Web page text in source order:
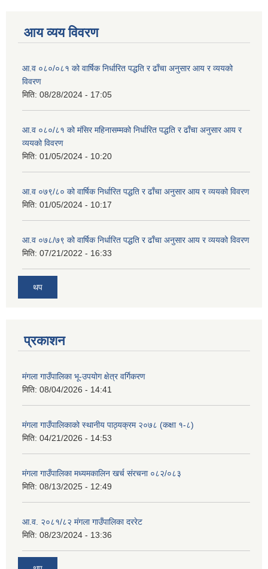
आय व्यय विवरण
आ.व ०८०/०८१ को वार्षिक निर्धारित पद्धति र ढाँचा अनुसार आय र व्ययको
विवरण
मिति: 08/28/2024 - 17:05
आ.व ०८०/८१ को मंसिर महिनासम्मको निर्धारित पद्धति र ढाँचा अनुसार आय र
व्ययको विवरण
मिति: 01/05/2024 - 10:20
आ.व ०७९/८० को वार्षिक निर्धारित पद्धति र ढाँचा अनुसार आय र व्ययको विवरण
मिति: 01/05/2024 - 10:17
आ.व ०७८/७९ को वार्षिक निर्धारित पद्धति र ढाँचा अनुसार आय र व्ययको विवरण
मिति: 07/21/2022 - 16:33
थप
प्रकाशन
मंगला गाउँपालिका भू-उपयोग क्षेत्र वर्गिकरण
मिति: 08/04/2026 - 14:41
मंगला गाउँपालिकाको स्थानीय पाठ्यक्रम २०७८ (कक्षा १-८)
मिति: 04/21/2026 - 14:53
मंगला गाउँपालिका मध्यमकालिन खर्च संरचना ०८२/०८३
मिति: 08/13/2025 - 12:49
आ.व. २०८१/८२ मंगला गाउँपालिका दररेट
मिति: 08/23/2024 - 13:36